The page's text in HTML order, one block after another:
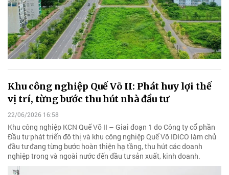
Khu công nghiệp Quế Võ II: Phát huy lợi thế
vị trí, từng bước thu hút nhà đầu tư
22/06/2026 16:58
Khu công nghiệp KCN Quế Võ II – Giai đoạn 1 do Công ty cổ phần
Đầu tư phát triển đô thị và khu công nghiệp Quế Võ IDICO làm chủ
đầu tư đang từng bước hoàn thiện hạ tầng, thu hút các doanh
nghiệp trong và ngoài nước đến đầu tư sản xuất, kinh doanh.